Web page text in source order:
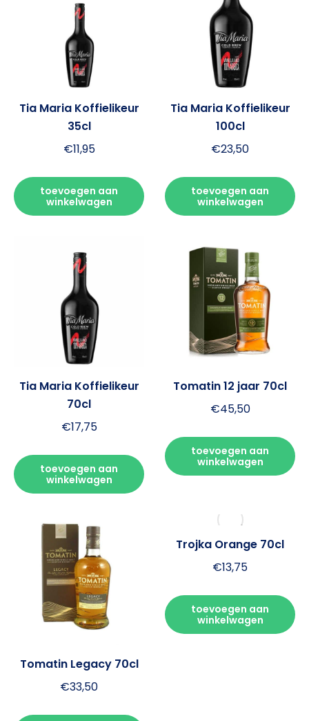
Tia Maria Koffielikeur
35cl
€11,95
toevoegen aan
winkelwagen
Tia Maria Koffielikeur
100cl
€23,50
toevoegen aan
winkelwagen
Tia Maria Koffielikeur
70cl
€17,75
toevoegen aan
winkelwagen
Tomatin 12 jaar 70cl
€45,50
toevoegen aan
winkelwagen
Tomatin Legacy 70cl
€33,50
Trojka Orange 70cl
€13,75
toevoegen aan
winkelwagen